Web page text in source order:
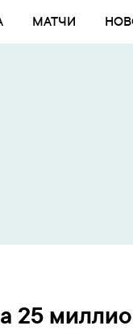
МАТЧИ
25